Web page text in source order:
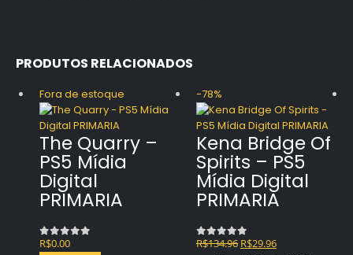
PRODUTOS RELACIONADOS
Fora de estoque
The Quarry –
PS5 Mídia
Digital
PRIMARIA
0out of 5
R$0.00
-78%
Kena Bridge Of
Spirits – PS5
Mídia Digital
PRIMARIA
0out of 5
R$134.96 O
R$29.96O